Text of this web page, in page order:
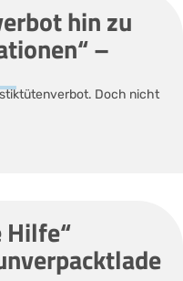
hin zu
–
Doch nicht
Hilfe“